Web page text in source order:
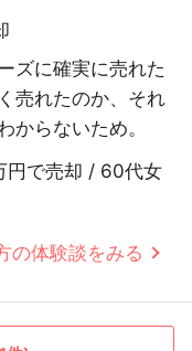
ズに確実に売れた
売れたのか、それ
からないため。
円で売却 / 60代女
の体験談をみる